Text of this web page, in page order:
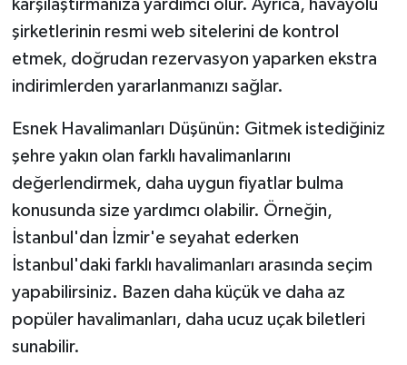
karşılaştırmanıza yardımcı olur. Ayrıca, havayolu
şirketlerinin resmi web sitelerini de kontrol
etmek, doğrudan rezervasyon yaparken ekstra
indirimlerden yararlanmanızı sağlar.
Esnek Havalimanları Düşünün: Gitmek istediğiniz
şehre yakın olan farklı havalimanlarını
değerlendirmek, daha uygun fiyatlar bulma
konusunda size yardımcı olabilir. Örneğin,
İstanbul'dan İzmir'e seyahat ederken
İstanbul'daki farklı havalimanları arasında seçim
yapabilirsiniz. Bazen daha küçük ve daha az
popüler havalimanları, daha ucuz uçak biletleri
sunabilir.